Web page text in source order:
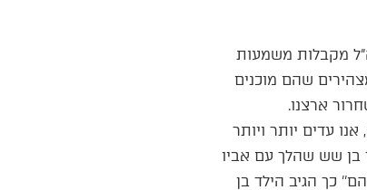
מקבלות משמעות
שהם מוכנים
ארצנו.
עדים יותר ויותר
בן שש שהלך עם אביו
כך הגיב הילד בן